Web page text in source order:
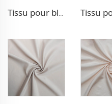
Tissu pour blazer extensible TR